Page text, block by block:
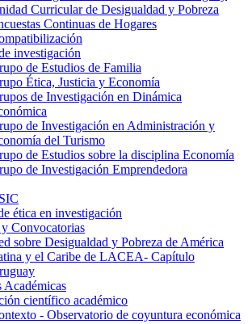
Curricular de Desigualdad y Pobreza
Continuas de Hogares
investigación
de Estudios de Familia
Ética, Justicia y Economía
de Investigación en Dinámica
de Investigación en Administración y
del Turismo
de Estudios sobre la disciplina Economía
de Investigación Emprendedora
ética en investigación
Convocatorias
sobre Desigualdad y Pobreza de América
y el Caribe de LACEA- Capítulo
Académicas
científico académico
- Observatorio de coyuntura económica